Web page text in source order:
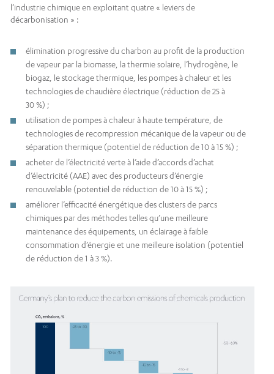
l’industrie chimique en exploitant quatre « leviers de
décarbonisation » :
élimination progressive du charbon au profit de la production
de vapeur par la biomasse, la thermie solaire, l’hydrogène, le
biogaz, le stockage thermique, les pompes à chaleur et les
technologies de chaudière électrique (réduction de 25 à
30 %) ;
utilisation de pompes à chaleur à haute température, de
technologies de recompression mécanique de la vapeur ou de
séparation thermique (potentiel de réduction de 10 à 15 %) ;
acheter de l’électricité verte à l’aide d’accords d’achat
d’électricité (AAE) avec des producteurs d’énergie
renouvelable (potentiel de réduction de 10 à 15 %) ;
améliorer l’efficacité énergétique des clusters de parcs
chimiques par des méthodes telles qu’une meilleure
maintenance des équipements, un éclairage à faible
consommation d’énergie et une meilleure isolation (potentiel
de réduction de 1 à 3 %).